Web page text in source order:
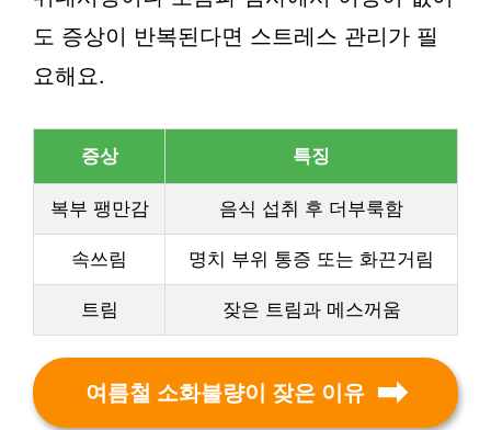
도 증상이 반복된다면 스트레스 관리가 필
요해요.
증상 특징
복부 팽만감 음식 섭취 후 더부룩함
속쓰림 명치 부위 통증 또는 화끈거림
트림 잦은 트림과 메스꺼움
여름철 소화불량이 잦은 이유